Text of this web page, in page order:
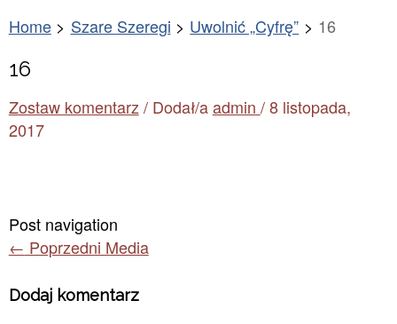
Home Szare Szeregi Uwolnić „Cyfrę” 16
16
Zostaw komentarz / Dodał/a admin /8 listopada,
2017
Post navigation
← Poprzedni Media
Dodaj komentarz